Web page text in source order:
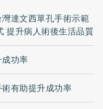
達文西單孔手術示範
提升病人術後生活品質
功率
有助提升成功率